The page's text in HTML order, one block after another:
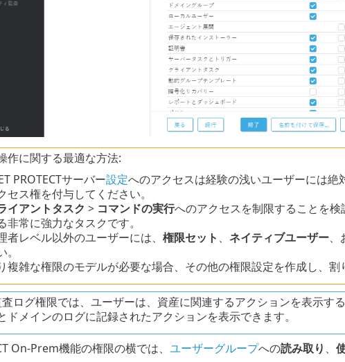
作に関する最適な方法:
PROTECTサーバー設定へのアクセスは経験の浅いユーザーには
セス権を付与してください。
イアントタスク > コマンドの実行へのアクセスを制限することを
非常に強力なタスクです。
者レベル以外のユーザーには、 権限セット 、 ネイティブユーザー、
。
複雑な権限のモデルが必要な場合、その他の権限設定を作成し、割
ログ権限では、ユーザーは、資産に関連するアクションを表示す
ドメインのログに記録されたアクションを表示できます。
On-Prem機能の権限の横では、 ユーザーグループへの読み取り 、